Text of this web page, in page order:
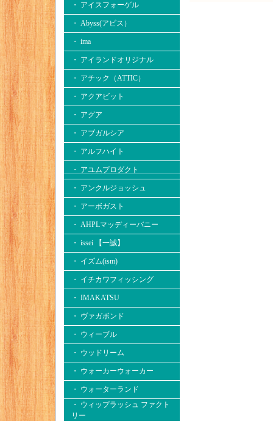
・ アイスフォーゲル
・ Abyss(アビス）
・ ima
・ アイランドオリジナル
・ アチック（ATTIC）
・ アクアビット
・ アグア
・ アブガルシア
・ アルフハイト
・ アユムプロダクト
・ アンクルジョッシュ
・ アーボガスト
・ AHPLマッディーバニー
・ issei 【一誠】
・ イズム(ism)
・ イチカワフィッシング
・ IMAKATSU
・ ヴァガボンド
・ ウィーブル
・ ウッドリーム
・ ウォーカーウォーカー
・ ウォーターランド
・ ウィップラッシュ ファクト
リー